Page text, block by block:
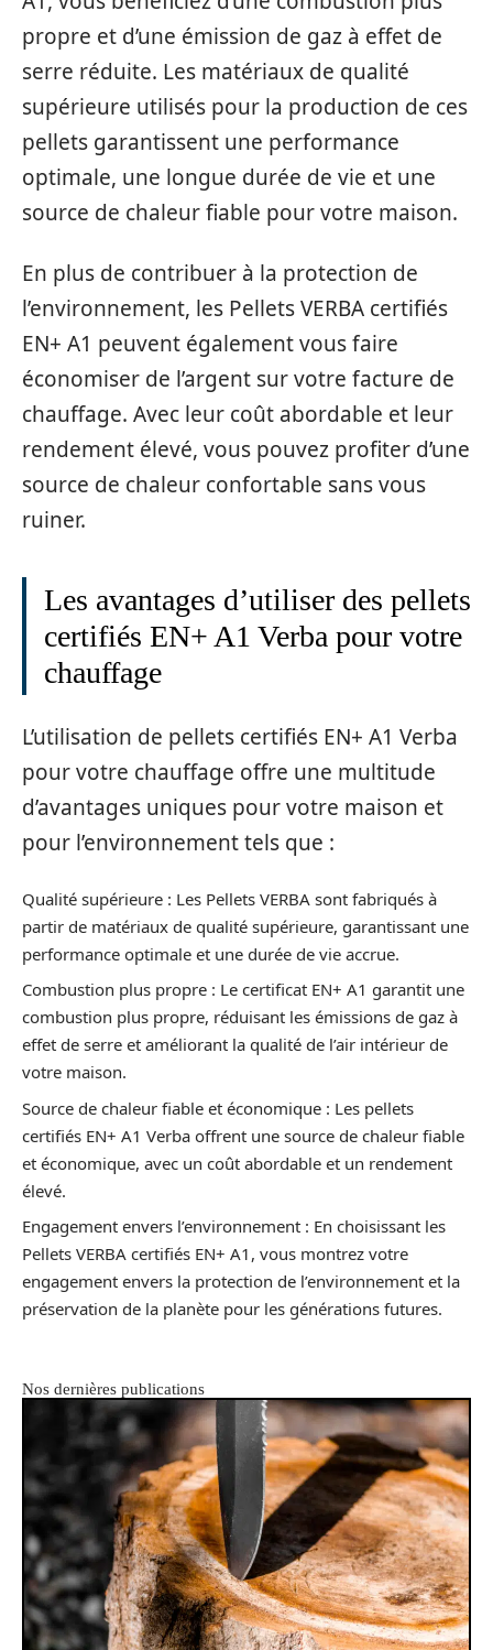
propre et d’une émission de gaz à effet de
serre réduite. Les matériaux de qualité
supérieure utilisés pour la production de ces
pellets garantissent une performance
optimale, une longue durée de vie et une
source de chaleur fiable pour votre maison.
En plus de contribuer à la protection de
l’environnement, les Pellets VERBA certifiés
EN+ A1 peuvent également vous faire
économiser de l’argent sur votre facture de
chauffage. Avec leur coût abordable et leur
rendement élevé, vous pouvez profiter d’une
source de chaleur confortable sans vous
ruiner.
Les avantages d’utiliser des pellets
certifiés EN+ A1 Verba pour votre
chauffage
L’utilisation de pellets certifiés EN+ A1 Verba
pour votre chauffage offre une multitude
d’avantages uniques pour votre maison et
pour l’environnement tels que :
Qualité supérieure : Les Pellets VERBA sont fabriqués à
partir de matériaux de qualité supérieure, garantissant une
performance optimale et une durée de vie accrue.
Combustion plus propre : Le certificat EN+ A1 garantit une
combustion plus propre, réduisant les émissions de gaz à
effet de serre et améliorant la qualité de l’air intérieur de
votre maison.
Source de chaleur fiable et économique : Les pellets
certifiés EN+ A1 Verba offrent une source de chaleur fiable
et économique, avec un coût abordable et un rendement
élevé.
Engagement envers l’environnement : En choisissant les
Pellets VERBA certifiés EN+ A1, vous montrez votre
engagement envers la protection de l’environnement et la
préservation de la planète pour les générations futures.
Nos dernières publications